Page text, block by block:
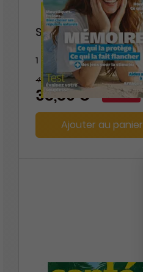
Santé Magazine
1 an
44,60 €
38,80 € -13%
Ajouter au panier